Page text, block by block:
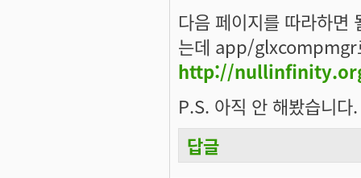
다음 페이지를 따라하
는데 app/glxcompmgr
http://
P.S. 아직 안 해봤습니다.
답글